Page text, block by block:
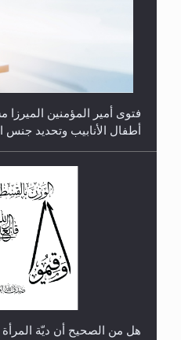
رأيٌ في لغة المسيح الموعود
فتوى أمير المؤمنين الميرزا
أطفال الأنابيب وتحديد جنس
هل من الصحيح أن ديّة